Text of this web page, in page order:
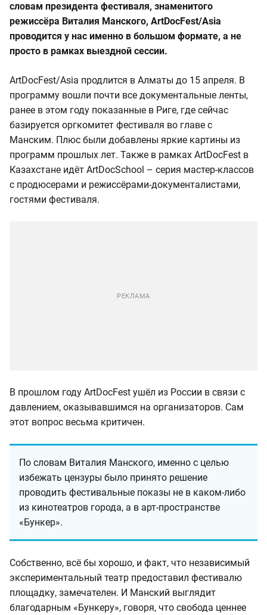
словам президента фестиваля, знаменитого
режиссёра Виталия Манского, ArtDocFest/Asia
проводится у нас именно в большом формате, а не
просто в рамках выездной сессии.
ArtDocFest/Asia продлится в Алматы до 15 апреля. В
программу вошли почти все документальные ленты,
ранее в этом году показанные в Риге, где сейчас
базируется оргкомитет фестиваля во главе с
Манским. Плюс были добавлены яркие картины из
программ прошлых лет. Также в рамках ArtDocFest в
Казахстане идёт ArtDocSchool – серия мастер-классов
с продюсерами и режиссёрами-документалистами,
гостями фестиваля.
В прошлом году ArtDocFest ушёл из России в связи с
давлением, оказывавшимся на организаторов. Сам
этот вопрос весьма критичен.
По словам Виталия Манского, именно с целью
избежать цензуры было принято решение
проводить фестивальные показы не в каком-либо
из кинотеатров города, а в арт-пространстве
«Бункер».
Собственно, всё бы хорошо, и факт, что независимый
экспериментальный театр предоставил фестивалю
площадку, замечателен. И Манский выглядит
благодарным «Бункеру», говоря, что свобода ценнее